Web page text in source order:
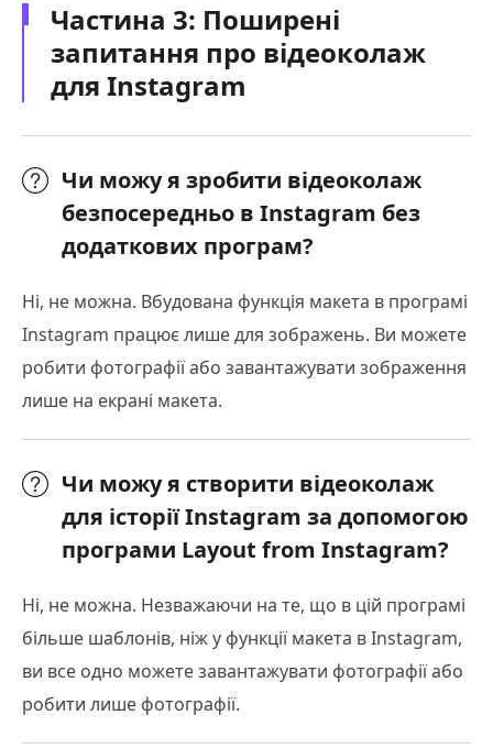
Частина 3: Поширені
запитання про відеоколаж
для Instagram
Чи можу я зробити відеоколаж
безпосередньо в Instagram без
додаткових програм?
Ні, не можна. Вбудована функція макета в програмі
Instagram працює лише для зображень. Ви можете
робити фотографії або завантажувати зображення
лише на екрані макета.
Чи можу я створити відеоколаж
для історії Instagram за допомогою
програми Layout from Instagram?
Ні, не можна. Незважаючи на те, що в цій програмі
більше шаблонів, ніж у функції макета в Instagram,
ви все одно можете завантажувати фотографії або
робити лише фотографії.